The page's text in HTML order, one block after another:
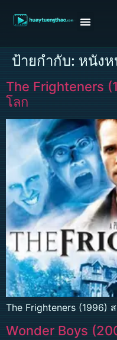
ป้ายกำกับ: หนังห
The Frighteners
โลก
The Frighteners (1996)
Wonder Boys